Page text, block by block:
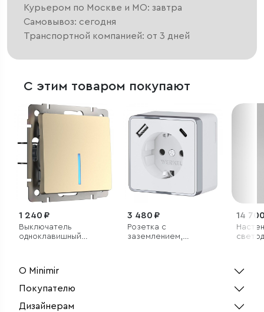
Курьером по Москве и МО: завтра
Самовывоз: сегодня
Транспортной компанией: от 3 дней
С этим товаром покупают
1 240 ₽
Выключатель
одноклавишный
3 480 ₽
Розетка с
заземлением,
14
О Minimir
Покупателю
Дизайнерам